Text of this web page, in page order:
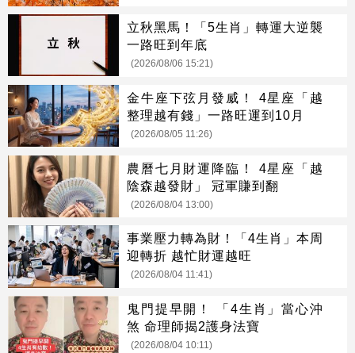
立秋黑馬！「5生肖」轉運大逆襲
一路旺到年底
(2026/08/06 15:21)
金牛座下弦月發威！ 4星座「越
整理越有錢」一路旺運到10月
(2026/08/05 11:26)
農曆七月財運降臨！ 4星座「越
陰森越發財」 冠軍賺到翻
(2026/08/04 13:00)
事業壓力轉為財！「4生肖」本周
迎轉折 越忙財運越旺
(2026/08/04 11:41)
鬼門提早開！ 「4生肖」當心沖
煞 命理師揭2護身法寶
(2026/08/04 10:11)